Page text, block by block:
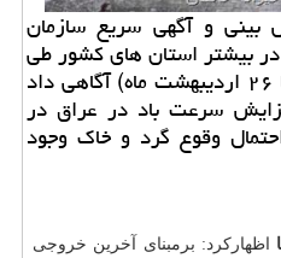
بینی و آگهی سریع سازمان
بیشتر استان های كشور طی
امروز و دو روز آینده (۲۴ تا ۲۶ اردیبهشت ماه) آگاهی داد
سرعت باد در عراق در
وقوع گرد و خاك وجود
اظهاركرد: برمبنای آخرین خروجی